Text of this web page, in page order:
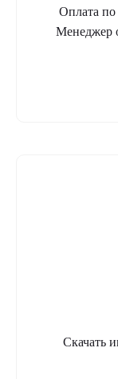
Оплата по
Менеджер
Скачать